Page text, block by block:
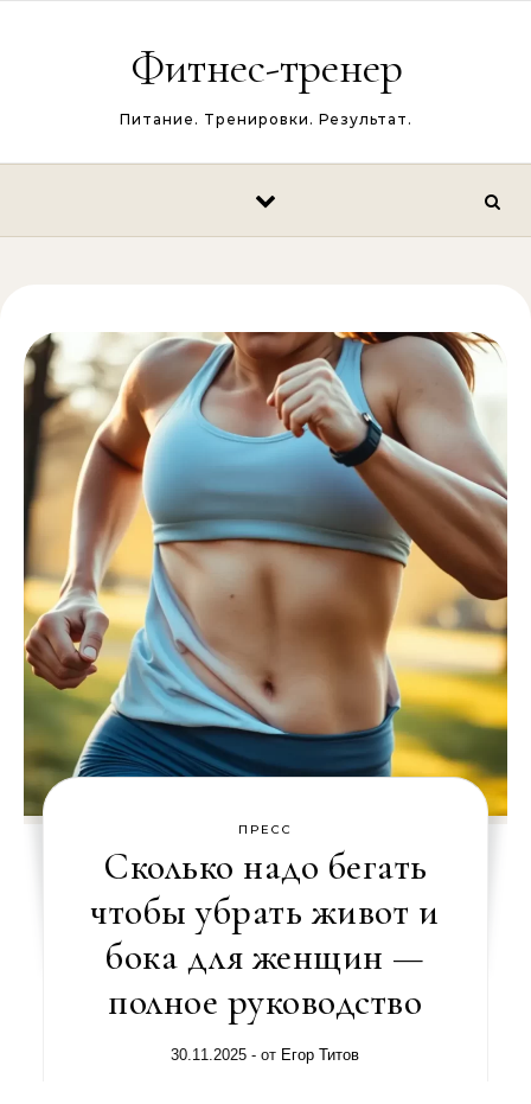
Фитнес-тренер
Питание. Тренировки. Результат.
ПРЕСС
Сколько надо бегать
чтобы убрать живот и
бока для женщин —
полное руководство
30.11.2025 - от Егор Титов